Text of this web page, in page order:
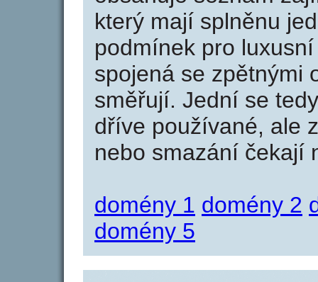
který mají splněnu
podmínek pro
spojená se zpětnými
směřují. Jední se
dříve používané, ale
nebo smazání čekají
domény 1 domény 2
domény 5